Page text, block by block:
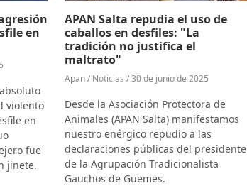
en
violento
en
fue
jinete.
APAN Salta repudia el uso de
caballos en desfiles: "La
tradición no justifica el
maltrato"
Apan / Noticias / 30 de junio de 2025
Desde la Asociación Protectora de
Animales (APAN Salta) manifestamos
nuestro enérgico repudio a las
declaraciones públicas del presidente
de la Agrupación Tradicionalista
Gauchos de Güemes.